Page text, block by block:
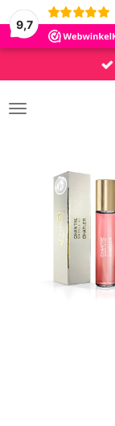
9,7